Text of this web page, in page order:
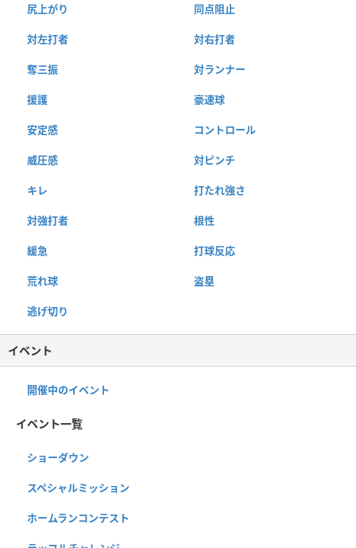
尻上がり 同点阻止
対左打者 対右打者
奪三振 対ランナー
援護 豪速球
安定感 コントロール
威圧感 対ピンチ
キレ 打たれ強さ
対強打者 根性
緩急 打球反応
荒れ球 盗塁
逃げ切り
イベント
開催中のイベント
イベント一覧
ショーダウン
スペシャルミッション
ホームランコンテスト